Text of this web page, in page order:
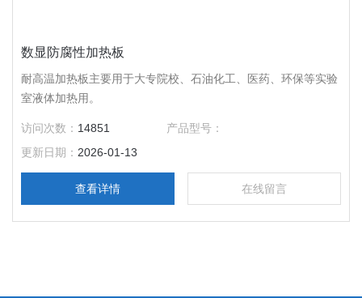
数显防腐性加热板
耐高温加热板主要用于大专院校、石油化工、医药、环保等实验
室液体加热用。
访问次数： 14851
产品型号：
更新日期： 2026-01-13
查看详情 在线留言